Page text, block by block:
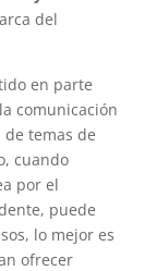
del
en parte
comunicación
temas de
cuando
por el
puede
lo mejor es
ofrecer